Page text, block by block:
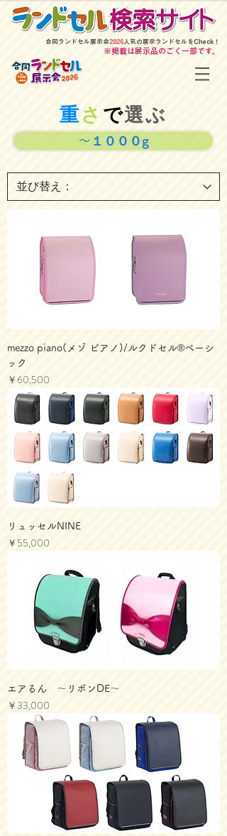
​合同ランドセル展示会2026 人気の展示ランドセルをCheck！
​※掲載は展示品のごく一部です。
重さ で選ぶ
～１０００g
mezzo piano(メゾ ピアノ)/ルクドセル®ベーシ
ック
価格
￥60,500
リュッセルNINE
価格
￥55,000
エアるん 〜リボンDE〜
価格
￥33,000